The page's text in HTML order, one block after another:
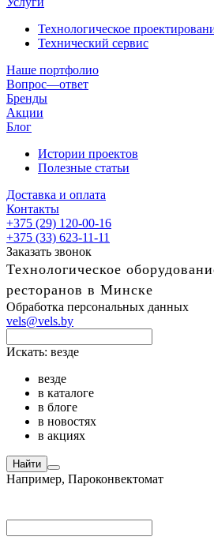
Технологическое
Технический сервис
Наше портфолио
Вопрос—ответ
Бренды
Акции
Блог
Истории проектов
Полезные статьи
Доставка и оплата
Контакты
+375 (29) 120-00-16
+375 (33) 623-11-11
Заказать звонок
Технологическое
ресторанов в Минске
Обработка персональных данных
vels@vels.by
Искать: везде
везде
в каталоге
в блоге
в новостях
в акциях
Найти
Например, Пароконвектомат